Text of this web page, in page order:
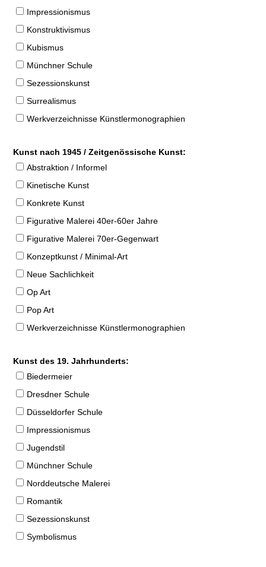
Impressionismus
Konstruktivismus
Kubismus
Münchner Schule
Sezessionskunst
Surrealismus
Werkverzeichnisse Künstlermonographien
Kunst nach 1945 / Zeitgenössische Kunst:
Abstraktion / Informel
Kinetische Kunst
Konkrete Kunst
Figurative Malerei 40er-60er Jahre
Figurative Malerei 70er-Gegenwart
Konzeptkunst / Minimal-Art
Neue Sachlichkeit
Op Art
Pop Art
Werkverzeichnisse Künstlermonographien
Kunst des 19. Jahrhunderts:
Biedermeier
Dresdner Schule
Düsseldorfer Schule
Impressionismus
Jugendstil
Münchner Schule
Norddeutsche Malerei
Romantik
Sezessionskunst
Symbolismus